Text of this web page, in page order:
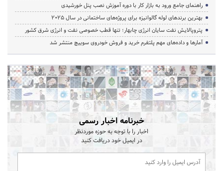
راهنمای جامع ورود به بازار کار با دوره آموزش نصب پنل خورشیدی
بهترین برندهای لوله گالوانیزه برای پروژه‌های ساختمانی در سال ۲۰۲۵
پتروپالایش نفت سایان انرژی چابهار؛ تنها قطب خصوصی نفت و انرژی شرق کشور
آمارها و داده‌های مهم پلتفرم خرید و فروش خودروی سوییچ منتشر شد
خبرنامه اخبار رسمی
اخبار را با توجه به حوزه موردنظر
در ایمیل خود دریافت کنید